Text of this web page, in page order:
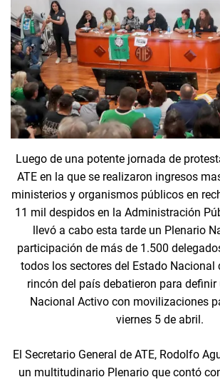
Luego de una potente jornada de
ATE en la que se realizaron ingresos
ministerios y organismos públicos en
11 mil despidos en la Administración
llevó a cabo esta tarde un Plenario
participación de más de 1.500
todos los sectores del Estado Nacional
rincón del país debatieron para definir
Nacional Activo con movilizaciones
viernes 5 de abril.
El Secretario General de ATE, Rodolfo
un multitudinario Plenario que contó